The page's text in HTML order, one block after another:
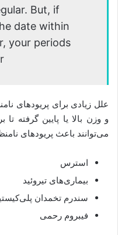
But, if
date within
your periods
علل زیادی برای پریودهای
و وزن بالا یا پایین
می‌توانند باعث پریودهای
استرس
بیماری‌های تیروئید
سندرم تخمدان
فیبروم رحمی